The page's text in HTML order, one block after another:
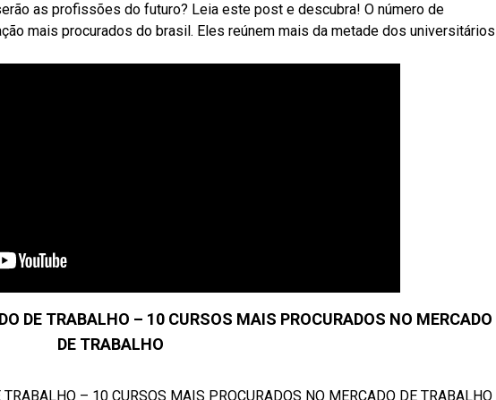
as profissões do futuro? Leia este post e descubra! O número de
mais procurados do brasil. Eles reúnem mais da metade dos universitários
DE TRABALHO – 10 CURSOS MAIS PROCURADOS NO MERCADO
DE TRABALHO
– 10 CURSOS MAIS PROCURADOS NO MERCADO DE TRABALHO